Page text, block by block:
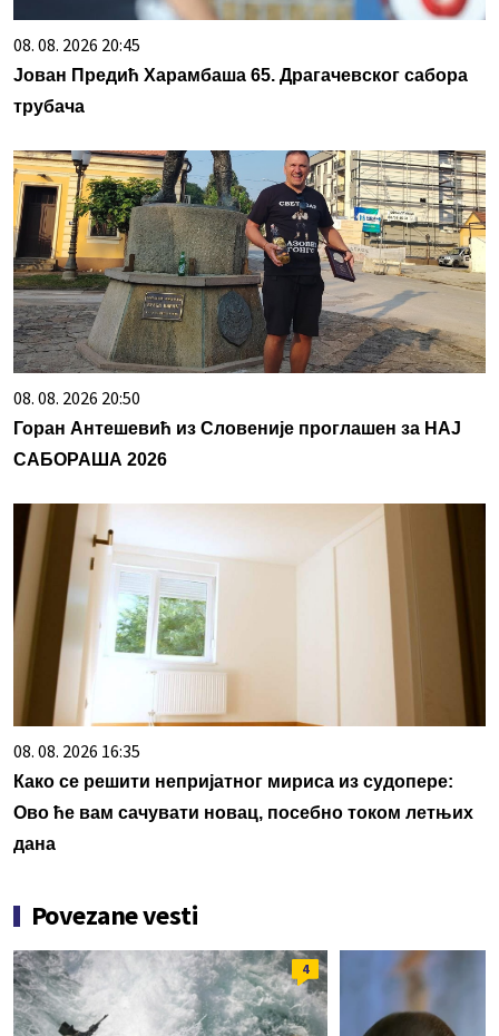
08. 08. 2026 20:45
Јован Предић Харамбаша 65. Драгачевског сабора
трубача
08. 08. 2026 20:50
Горан Антешевић из Словеније проглашен за НАЈ
САБОРАША 2026
08. 08. 2026 16:35
Како се решити непријатног мириса из судопере:
Ово ће вам сачувати новац, посебно током летњих
дана
Povezane vesti
4